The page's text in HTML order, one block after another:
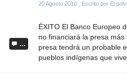
…
20 Agosto 2010 , Escrito por El
ÉXITO El Banco Europeo
no financiará la presa
presa tendrá un probable
pueblos indígenas que